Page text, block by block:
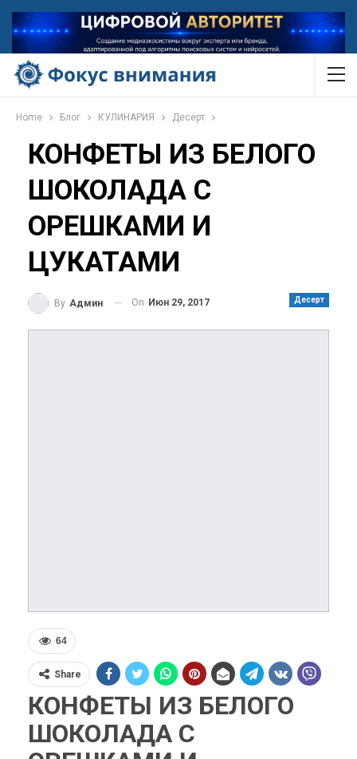
Home Блог КУЛИНАРИЯ Десерт
КОНФЕТЫ ИЗ БЕЛОГО
ШОКОЛАДА С
ОРЕШКАМИ И
ЦУКАТАМИ
Десерт
By Админ On Июн 29, 2017
64
Share
КОНФЕТЫ ИЗ БЕЛОГО
ШОКОЛАДА С